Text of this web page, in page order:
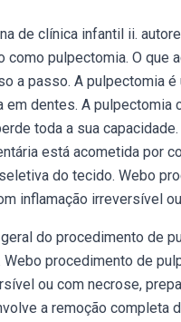
de clínica infantil ii.
pulpectomia. O que
a passo. A pulpectomia
em dentes. A
toda a sua
está acometida por
do tecido. Webo
inflamação irreversível
do procedimento de
Webo procedimento de
ou com necrose,
a remoção